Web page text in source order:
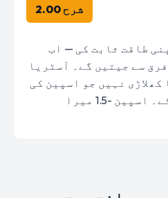
شرح 2.00
طاقت ثابت کی — اب
2 گول کے فرق سے جیتیں گے۔ آسٹریا
نہیں جو اسپین کی
مضبوط دفاع کو توڑ سکے۔ اسپین -1.5 میرا